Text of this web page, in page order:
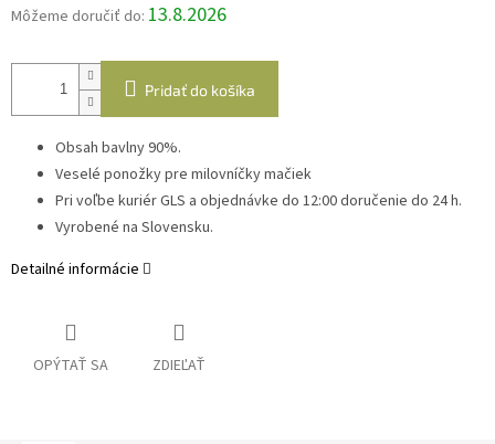
Môžeme doručiť do: 13.8.2026
Pridať do košíka
Obsah bavlny 90%.
Veselé ponožky pre milovníčky mačiek
Pri voľbe kuriér GLS a objednávke do 12:00 doručenie do 24 h.
Vyrobené na Slovensku.
Detailné informácie
OPÝTAŤ SA ZDIEĽAŤ